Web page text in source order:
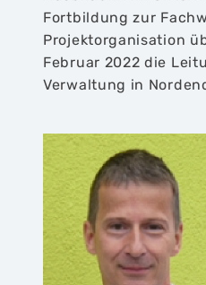
Fortbildung zur
Projektorganisation
Februar 2022 die
Verwaltung in